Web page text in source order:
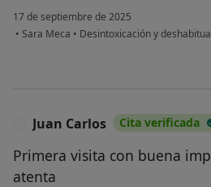
17 de septiembre de 2025
• Sara Meca • Desintoxicación y
Juan Carlos Cita verificada
Primera visita con buena
atenta